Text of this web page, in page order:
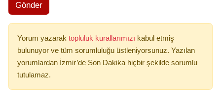
Gönder
Yorum yazarak topluluk kurallarımızı kabul etmiş
bulunuyor ve tüm sorumluluğu üstleniyorsunuz. Yazılan
yorumlardan İzmir’de Son Dakika hiçbir şekilde sorumlu
tutulamaz.